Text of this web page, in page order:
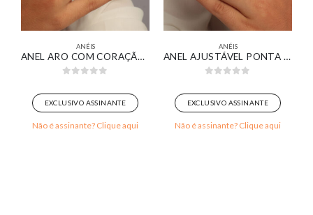
ANÉIS
ANEL ARO COM CORAÇÃO CRAVEJADO VAZADO BANHADO EM OURO 18K
EXCLUSIVO ASSINANTE
Não é assinante? Clique aqui
ANÉIS
ANEL AJUSTÁVEL PONTA VAZADA E PONTA LISA BANHADO EM OURO BRANCO
EXCLUSIVO ASSINANTE
Não é assinante? Clique aqui